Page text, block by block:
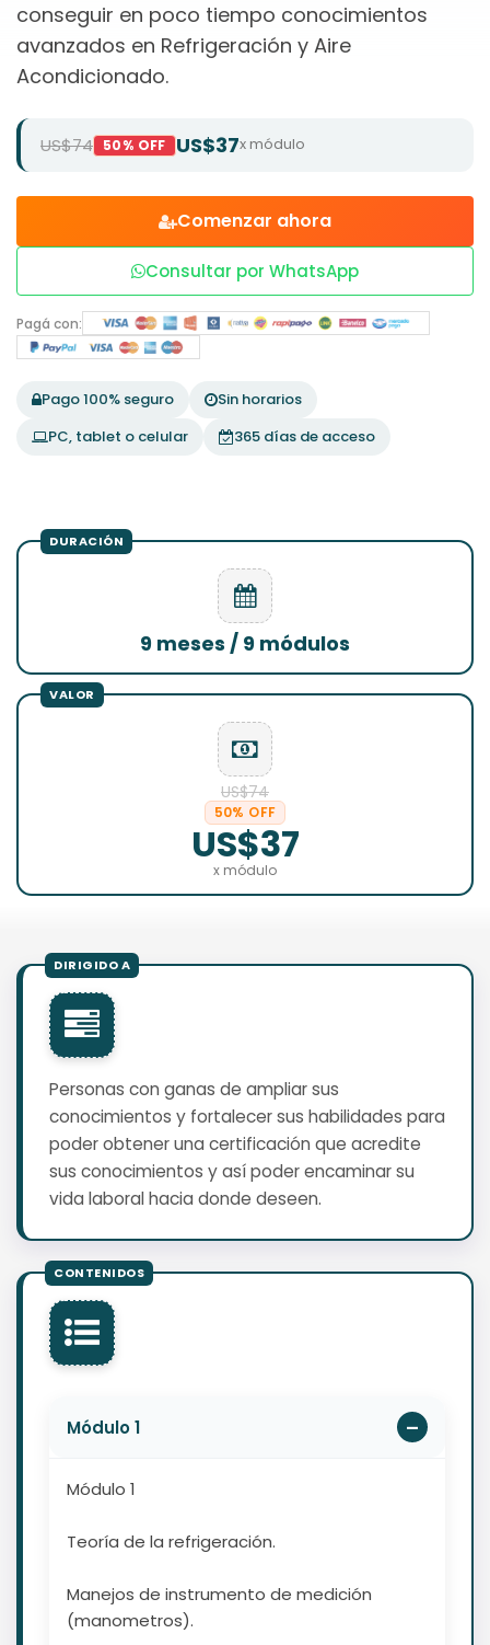
conseguir en poco tiempo conocimientos
avanzados en Refrigeración y Aire
Acondicionado.
US$74 50% OFF US$37x módulo
Comenzar ahora
Consultar por WhatsApp
Pagá con:
Pago 100% seguro
Sin horarios
PC, tablet o celular
365 días de acceso
9 meses / 9 módulos
US$74
50% OFF
US$37
x módulo
Personas con ganas de ampliar sus
conocimientos y fortalecer sus habilidades para
poder obtener una certificación que acredite
sus conocimientos y así poder encaminar su
vida laboral hacia donde deseen.
Módulo 1
Módulo 1
Teoría de la refrigeración.
Manejos de instrumento de medición
(manometros).